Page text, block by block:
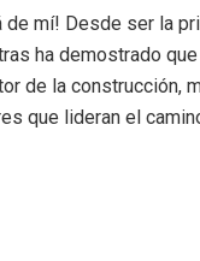
de mí! Desde ser la
ha demostrado
de la construcción,
que lideran el